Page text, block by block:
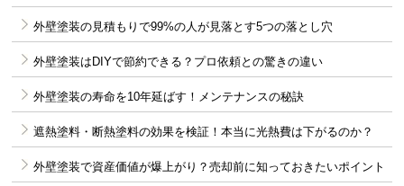
外壁塗装の見積もりで99%の人が見落とす5つの落とし穴
外壁塗装はDIYで節約できる？プロ依頼との驚きの違い
外壁塗装の寿命を10年延ばす！メンテナンスの秘訣
遮熱塗料・断熱塗料の効果を検証！本当に光熱費は下がるのか？
外壁塗装で資産価値が爆上がり？売却前に知っておきたいポイント